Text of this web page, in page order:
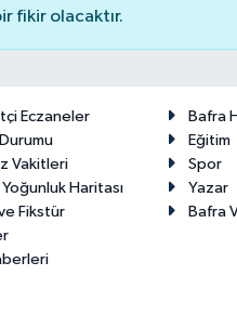
fikir olacaktır.
Eczaneler
Vakitleri
Haritası
Fikstür
Bafra
Eğitim
Spor
Yazar
Bafra